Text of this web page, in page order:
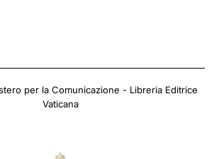
per la Comunicazione - Libreria Editrice
Vaticana